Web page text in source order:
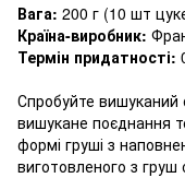
Вага: 200 г (10 шт
Країна-виробник:
Термін придатності:
Спробуйте вишуканий
вишукане поєднання
формі груші з
виготовленого з груш